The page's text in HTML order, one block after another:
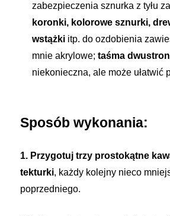
zabezpieczenia sznurka z tyłu
koronki, kolorowe sznurki,
wstążki itp. do ozdobienia
mnie akrylowe;taśma
niekonieczna, ale może ułatwić
Sposób wykonania:
1. Przygotuj trzy prostokątne
tekturki, każdy kolejny nieco
poprzedniego.